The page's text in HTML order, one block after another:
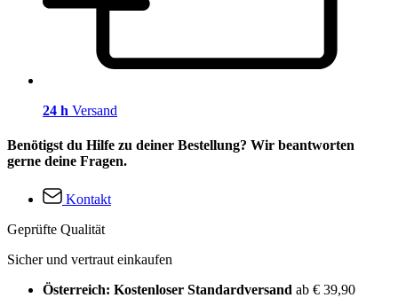
24 h Versand
Benötigst du Hilfe zu deiner Bestellung? Wir beantworten
gerne deine Fragen.
Kontakt
Geprüfte Qualität
Sicher und vertraut einkaufen
Österreich: Kostenloser Standardversand ab € 39,90